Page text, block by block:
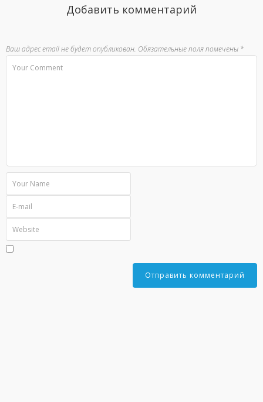
Добавить комментарий
Ваш адрес email не будет опубликован. Обязательные поля помечены *